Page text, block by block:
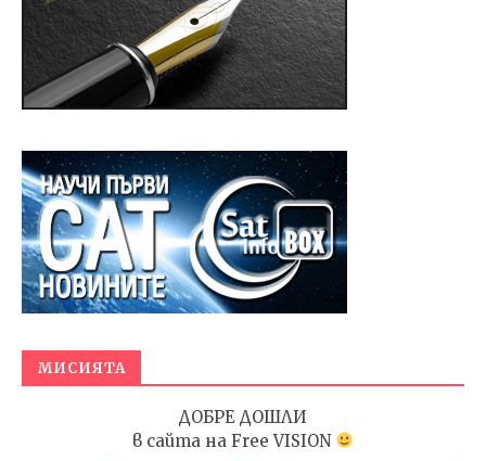
МИСИЯТА
ДОБРЕ ДОШЛИ
в сайта на Free VISION